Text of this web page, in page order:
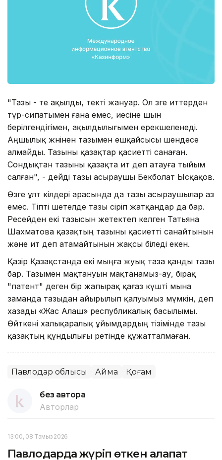
"Тазы - өте ақылды, тектi жануар. Ол өзге иттерден
түр-сипатымен ғана емес, иесiне шын
берiлгендiгiмен, ақылдылығымен ерекшеленедi.
Аңшылық жөнiнен тазымен ешқайсысы шендесе
алмайды. Тазыны қазақтар қасиеттi санаған.
Сондықтан тазыны қазақта ит деп атауға тыйым
салған", - дейдi тазы асыраушы Бекболат Ысқақов.
Өзге ұлт өкiлдерi арасында да тазы асыраушылар аз
емес. Тiптi шетелде тазы өсiрiп жатқандар да бар.
Ресейден екi тазысын жетектеп келген Татьяна
Шахматова қазақтың тазыны қасиеттi санайтынын
және ит деп атамайтынын жақсы бiледi екен.
Қазiр Қазақстанда екi мыңға жуық таза қанды тазы
бар. Тазымен мақтануын мақтанамыз-ау, бiрақ
"патент" деген бiр жапырақ қағаз күштi мына
заманда тазыдан айырылып қалуымыз мүмкiн, деп
хазады «Жас Алаш» республикалық басылымы.
Өйткенi халықаралық ұйымдардың тiзiмiнде тазы
қазақтың құндылығы ретiнде құжатталмаған.
Павлодар облысы Аймақ Қоғам
без автора
Авторлар
13:00, 08 Тамыз 2026
Павлодарда жүріп өткен алапат